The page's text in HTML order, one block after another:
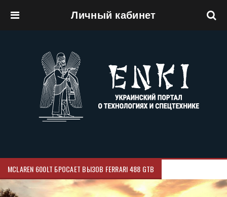
Личный кабинет
MCLAREN 600LT БРОСАЕТ ВЫЗОВ FERRARI 488 GTB